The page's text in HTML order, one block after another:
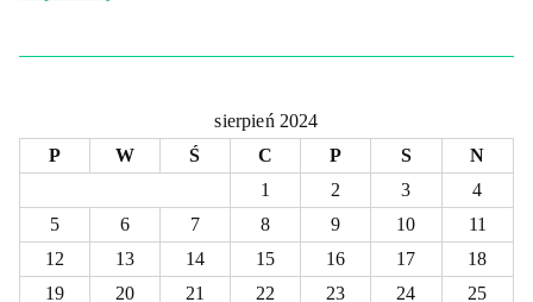
sierpień 2024
P
W Ś C P S
N
1
2 3
4
5
6 7 8 9 10
11
12
13 14 15 16 17
18
19
20 21 22 23 24
25